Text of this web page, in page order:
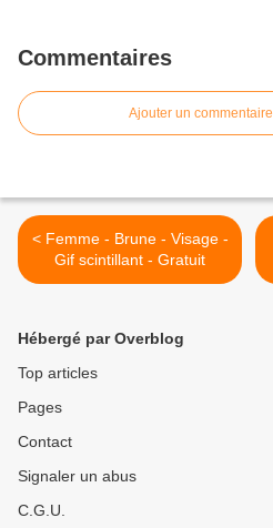
Commentaires
Ajouter un commentaire
< Femme - Brune - Visage -
Gif scintillant - Gratuit
Hébergé par Overblog
Top articles
Pages
Contact
Signaler un abus
C.G.U.